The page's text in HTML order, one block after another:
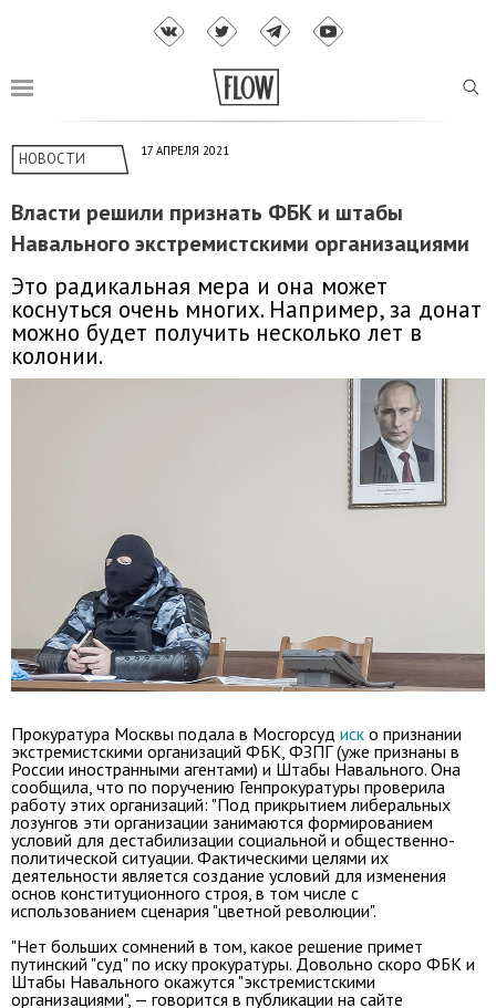
НОВОСТИ 17 АПРЕЛЯ 2021
Власти решили признать ФБК и штабы
Навального экстремистскими организациями
Это радикальная мера и она может
коснуться очень многих. Например, за донат
можно будет получить несколько лет в
колонии.
Прокуратура Москвы подала в Мосгорсуд иск о признании
экстремистскими организаций ФБК, ФЗПГ (уже признаны в
России иностранными агентами) и Штабы Навального. Она
сообщила, что по поручению Генпрокуратуры проверила
работу этих организаций: "Под прикрытием либеральных
лозунгов эти организации занимаются формированием
условий для дестабилизации социальной и общественно-
политической ситуации. Фактическими целями их
деятельности является создание условий для изменения
основ конституционного строя, в том числе с
использованием сценария "цветной революции".
"Нет больших сомнений в том, какое решение примет
путинский "суд" по иску прокуратуры. Довольно скоро ФБК и
Штабы Навального окажутся "экстремистскими
организациями", — говорится в публикации на сайте